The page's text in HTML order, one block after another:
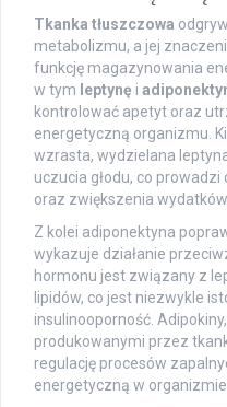
Tkanka tłuszczowa
metabolizmu, a jej
funkcję magazynowania
w tym leptynę i
kontrolować apetyt oraz
energetyczną organizmu.
wzrasta, wydzielana
uczucia głodu, co
oraz zwiększenia
Z kolei adiponektyna
wykazuje działanie
hormonu jest związany z
lipidów, co jest niezwykle
insulinooporność.
produkowanymi przez
regulację procesów
energetyczną w organizmie.